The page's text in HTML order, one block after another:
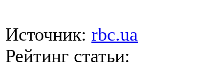
Источник: rbc.ua
Рейтинг статьи: